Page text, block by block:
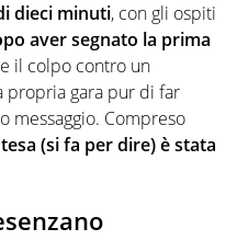
dieci minuti, con gli ospiti
aver segnato la prima
il colpo contro un
propria gara pur di far
messaggio. Compreso
(si fa per dire) è stata